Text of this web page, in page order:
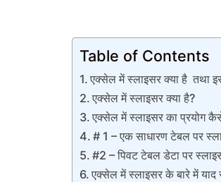
Table of Contents
एक्सेल में स्लाइसर क्या है तथा
एक्सेल में स्लाइसर क्या है?
एक्सेल में स्लाइसर का प्रयोग
# 1 – एक साधारण टेबल पर
#2 – पिवट टेबल डेटा पर
एक्सेल में स्लाइसर के बारे में याद